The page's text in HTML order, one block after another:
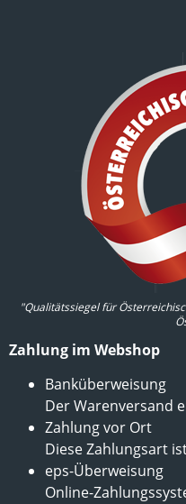
"Qualitätssiegel für
Zahlung im Webshop
Banküberweisung
Der Warenversand
Zahlung vor Ort
Diese Zahlungsart
eps-Überweisung
Online-